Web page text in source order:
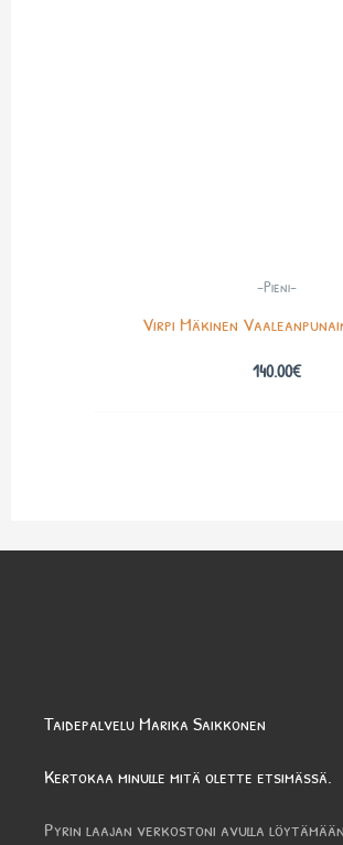
-Pieni-
Virpi Mäkinen
140.00€
Taidepalvelu Marika Saikkonen
Kertokaa minulle mitä olette etsimässä.
Pyrin laajan verkostoni avulla